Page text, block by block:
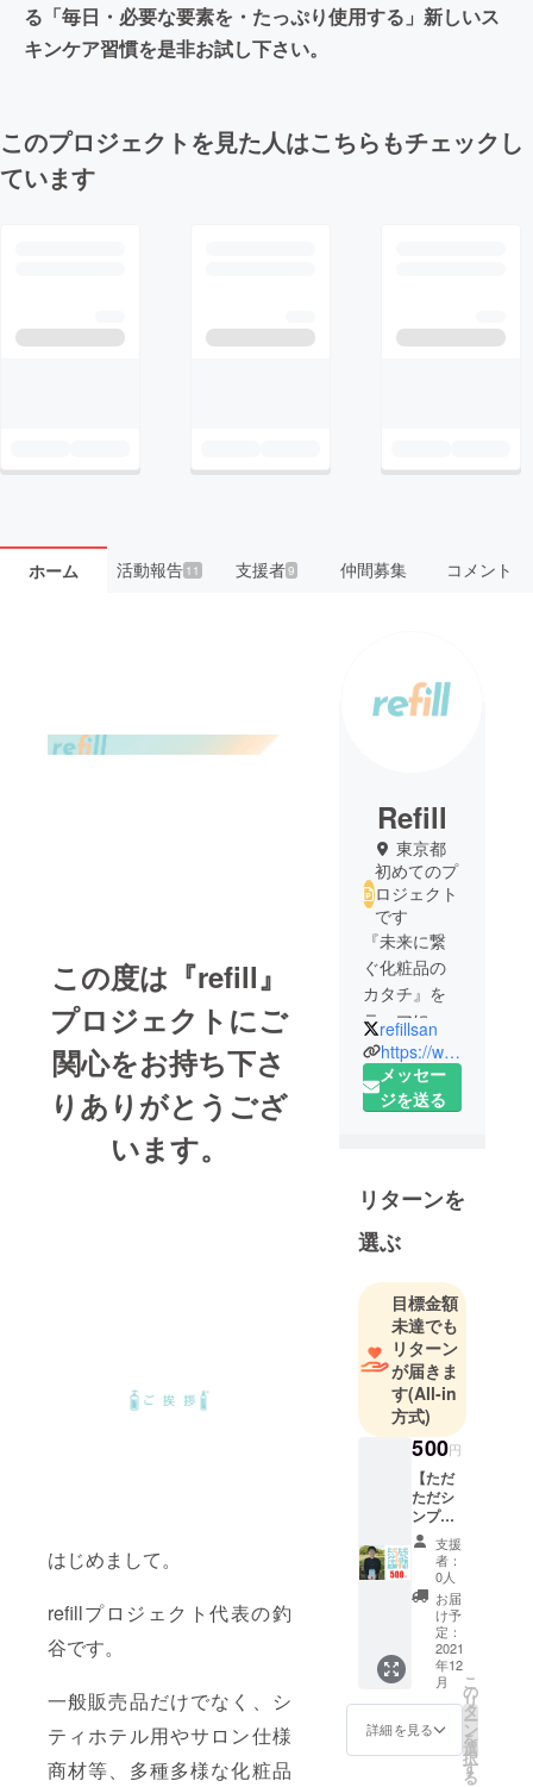
る「毎日・必要な要素を・たっぷり使用する」新しいス
キンケア習慣を是非お試し下さい。
このプロジェクトを見た人はこちらもチェックし
ています
ホーム 活動報告11 支援者9 仲間募集 コメント
この度は『refill』
プロジェクトにご
関心をお持ち下さ
りありがとうござ
います。
はじめまして。
refillプロジェクト代表の釣
谷です。
一般販売品だけでなく、シ
ティホテル用やサロン仕様
商材等、多種多様な化粧品
Refill
東京都
初めてのプ
ロジェクト
です
『未来に繋
ぐ化粧品の
カタチ』を
テーマに、
商品の企
画・開発を
しておりま
てに携わっ
てきた経験
から、製造
側が本当に
伝えたい化
粧品を提案
していきま
す。
refillsan
https://www.instagram.com/refill.project.2021/
メッセー
ジを送る
リターンを
選ぶ
目標金額
未達でも
リターン
が届きま
す(All-in
方式)
500円
【ただ
ただシ
ンプル
にrefill
project
を応援
す
る！】
refill
project
は『詰
め替え
専用の
大容量
化粧
品』と
支援
者：
0人
お届
け予
定：
2021
年12
月
詳細を見る
こ
の
リ
タ
ー
ン
を
選
択
す
る